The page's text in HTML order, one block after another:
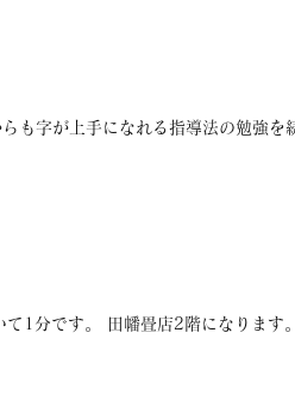
も字が上手になれる指導法の勉強を
1分です。 田幡畳店2階になります。